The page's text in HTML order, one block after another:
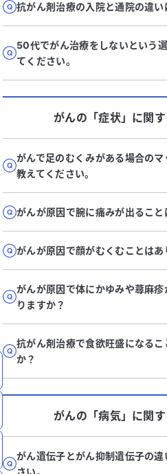
抗がん剤治療の入院と通院の違い
50代でがん治療をしないという
てください。
がんの「症状」に関
がんで足のむくみがある場合のマ
教えてください。
がんが原因で腕に痛みが出ること
がんが原因で顔がむくむことはあ
がんが原因で体にかゆみや蕁麻疹
りますか？
抗がん剤治療で食欲旺盛になるこ
か？
がんの「病気」に関
がん遺伝子とがん抑制遺伝子の違
さい。